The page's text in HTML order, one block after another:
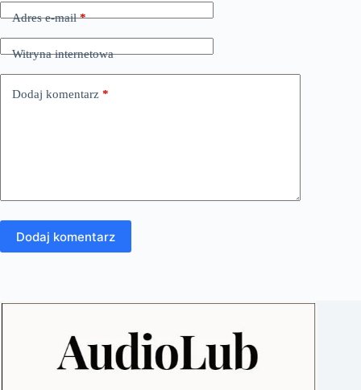
Adres e-mail*
Witryna internetowa
Dodaj komentarz *
Dodaj komentarz